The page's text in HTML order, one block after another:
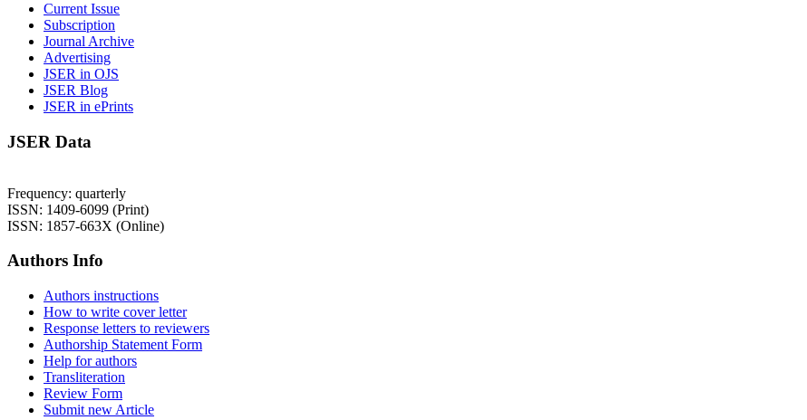
Current Issue
Subscription
Journal Archive
Advertising
JSER in OJS
JSER Blog
JSER in ePrints
JSER Data
Frequency: quarterly
ISSN: 1409-6099 (Print)
ISSN: 1857-663X (Online)
Authors Info
Authors instructions
How to write cover letter
Response letters to reviewers
Authorship Statement Form
Help for authors
Transliteration
Review Form
Submit new Article